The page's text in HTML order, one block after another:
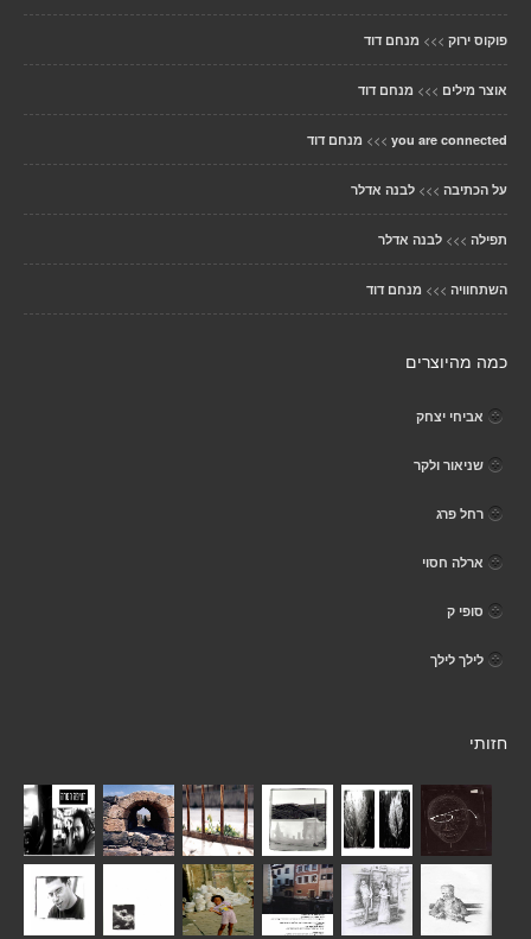
פוקוס ירוק >>> מנחם דוד
אוצר מילים >>> מנחם דוד
you are connected
>>> מנחם דוד
על הכתיבה >>> לבנה אדלר
תפילה >>> לבנה אדלר
השתחוויה >>> מנחם דוד
כמה מהיוצרים
אביחי יצחק
שניאור ולקר
רחל פרג
ארלה חסוי
סופי ק
לילך לילך
חזותי